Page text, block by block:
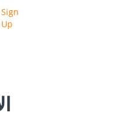
Sign
Up